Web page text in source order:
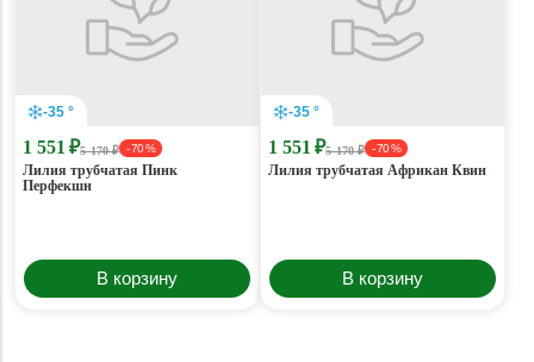
-35 °
1 551 ₽5 170 ₽ - 70 %
Лилия трубчатая Пинк
Перфекшн
В корзину
-35 °
1 551 ₽5 170 ₽ - 70 %
Лилия трубчатая Африкан Квин
В корзину